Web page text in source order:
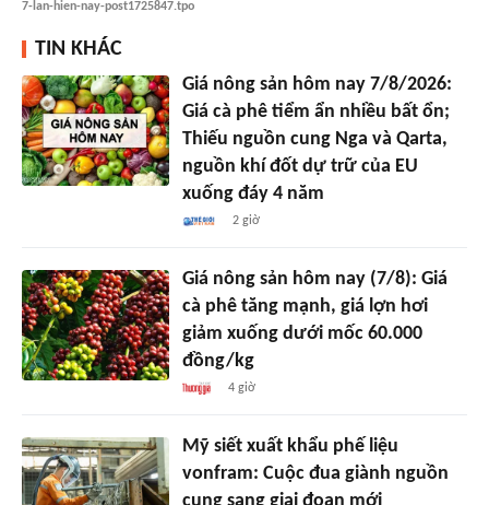
7-lan-hien-nay-post1725847.tpo
TIN KHÁC
Giá nông sản hôm nay 7/8/2026:
Giá cà phê tiểm ẩn nhiều bất ổn;
Thiếu nguồn cung Nga và Qarta,
nguồn khí đốt dự trữ của EU
xuống đáy 4 năm
2 giờ
Giá nông sản hôm nay (7/8): Giá
cà phê tăng mạnh, giá lợn hơi
giảm xuống dưới mốc 60.000
đồng/kg
4 giờ
Mỹ siết xuất khẩu phế liệu
vonfram: Cuộc đua giành nguồn